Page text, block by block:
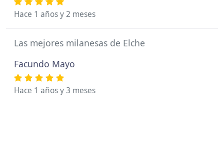
Hace 1 años y 2 meses
Las mejores milanesas de Elche
Facundo Mayo
Hace 1 años y 3 meses